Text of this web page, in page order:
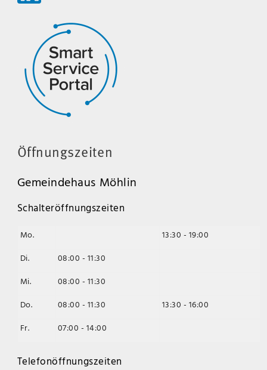
Öffnungszeiten
Gemeindehaus Möhlin
Schalteröffnungszeiten
Mo.
13:30 - 19:00
Di.
08:00 - 11:30
Mi.
08:00 - 11:30
Do.
08:00 - 11:30
13:30 - 16:00
Fr.
07:00 - 14:00
Telefonöffnungszeiten